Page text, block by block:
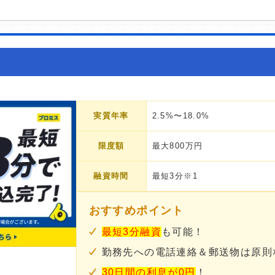
実質年率 2.5%〜18.0%
限度額 最大800万円
融資時間 最短3分※1
おすすめポイント
最短3分融資 も可能！
勤務先への電話連絡＆郵送物は原則
30日間の利息が0円
！